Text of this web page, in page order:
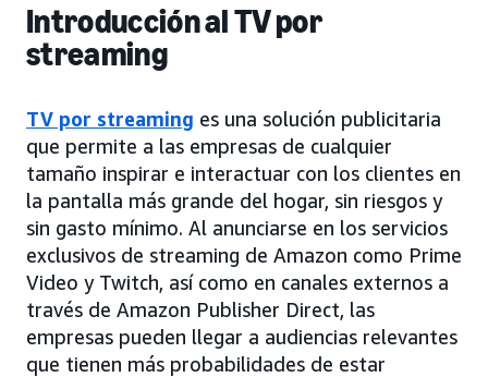
Introducción al TV por
streaming
TV por streaming es una solución publicitaria
que permite a las empresas de cualquier
tamaño inspirar e interactuar con los clientes en
la pantalla más grande del hogar, sin riesgos y
sin gasto mínimo. Al anunciarse en los servicios
exclusivos de streaming de Amazon como Prime
Video y Twitch, así como en canales externos a
través de Amazon Publisher Direct, las
empresas pueden llegar a audiencias relevantes
que tienen más probabilidades de estar